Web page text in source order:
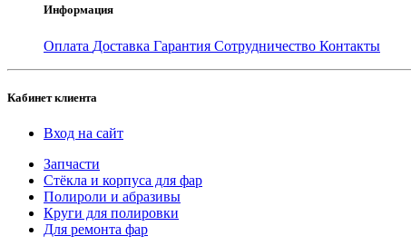
Информация
Оплата Доставка Гарантия Сотрудничество Контакты
Кабинет клиента
Вход на сайт
Запчасти
Стёкла и корпуса для фар
Полироли и абразивы
Круги для полировки
Для ремонта фар